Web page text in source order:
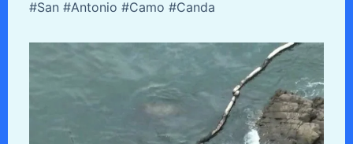
#San #Antonio #Camo #Canda